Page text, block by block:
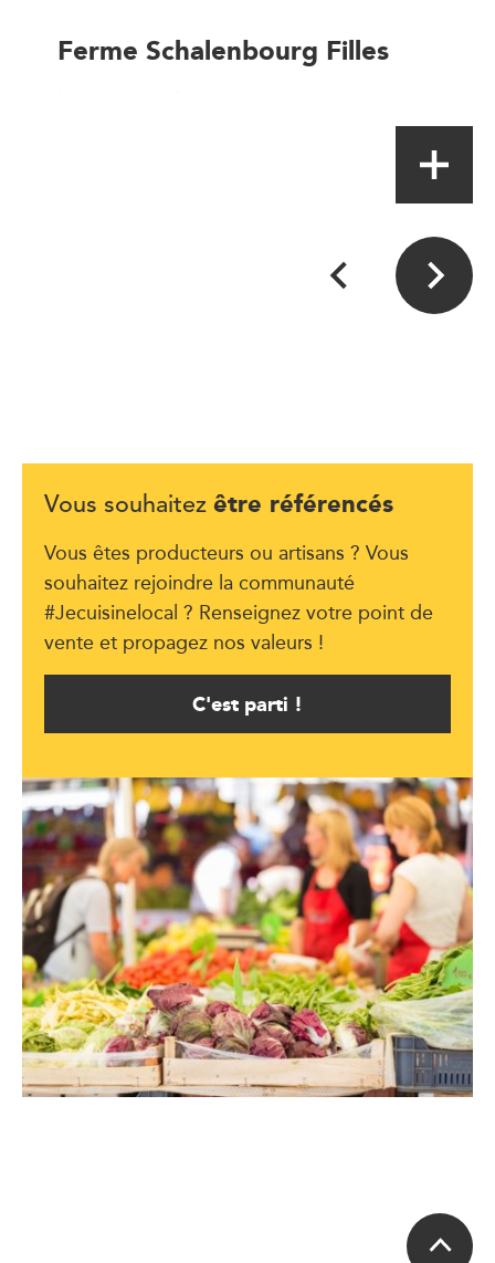
Ferme Schalenbourg Filles
Vous souhaitez être référencés
Vous êtes producteurs ou artisans ? Vous
souhaitez rejoindre la communauté
#Jecuisinelocal ? Renseignez votre point de
vente et propagez nos valeurs !
C'est parti !